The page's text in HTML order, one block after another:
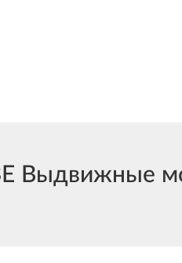
Выдвижные